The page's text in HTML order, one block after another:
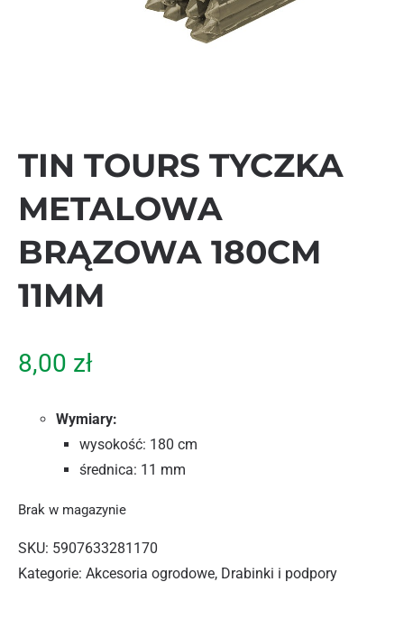
TIN TOURS TYCZKA
METALOWA
BRĄZOWA 180CM
11MM
8,00 zł
Wymiary:
wysokość: 180 cm
średnica: 11 mm
Brak w magazynie
SKU: 5907633281170
Kategorie: Akcesoria ogrodowe, Drabinki i podpory